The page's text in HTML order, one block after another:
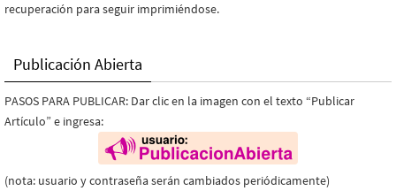
recuperación para seguir imprimiéndose.
Publicación Abierta
PASOS PARA PUBLICAR: Dar clic en la imagen con el texto “Publicar
Artículo” e ingresa:
(nota: usuario y contraseña serán cambiados periódicamente)